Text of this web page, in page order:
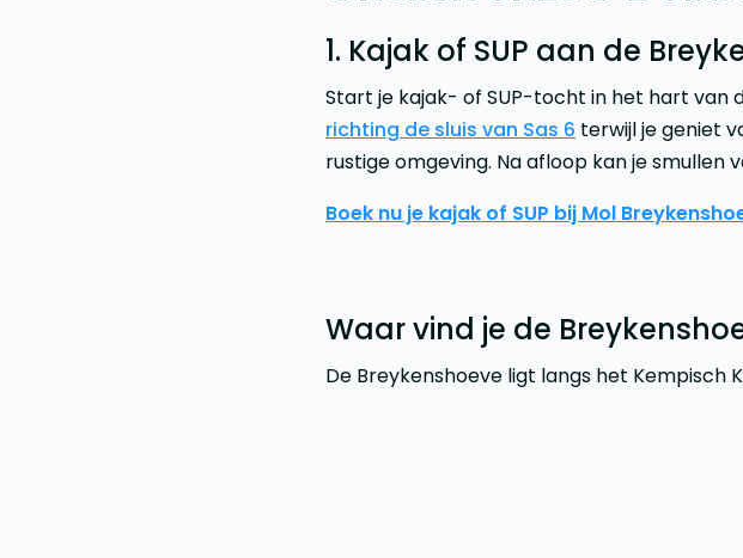
1. Kajak of SUP aan de
Start je kajak- of SUP-tocht in het hart van
richting de sluis van Sas 6 terwijl je geniet
rustige omgeving. Na afloop kan je smullen
Boek nu je kajak of SUP bij Mol
Waar vind je de
De Breykenshoeve ligt langs het Kempisch